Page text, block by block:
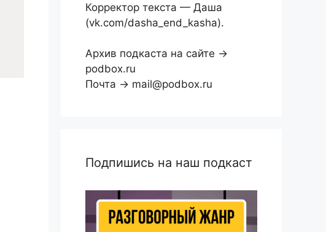
Корректор текста — Даша
(vk.com/dasha_end_kasha).
Архив подкаста на сайте →
podbox.ru
Почта → mail@podbox.ru
Подпишись на наш подкаст